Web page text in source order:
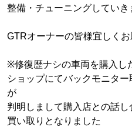
整備・チューニングしていき
GTRオーナーの皆様宜しくお
※修復歴ナシの車両を購入し
ショップにてバックモニタ
が
判明しまして購入店との話
買い取りとなりました